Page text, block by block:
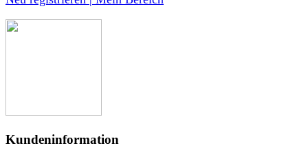
Kundeninformation